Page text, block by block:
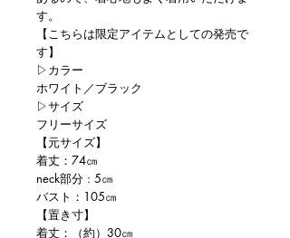
す。
【こちらは限定アイテムとしての発売で
す】
▷カラー
ホワイト／ブラック
▷サイズ
フリーサイズ
【元サイズ】
着丈：74㎝
neck部分 : 5㎝
バスト：105㎝
【置き寸】
着丈：（約）30㎝